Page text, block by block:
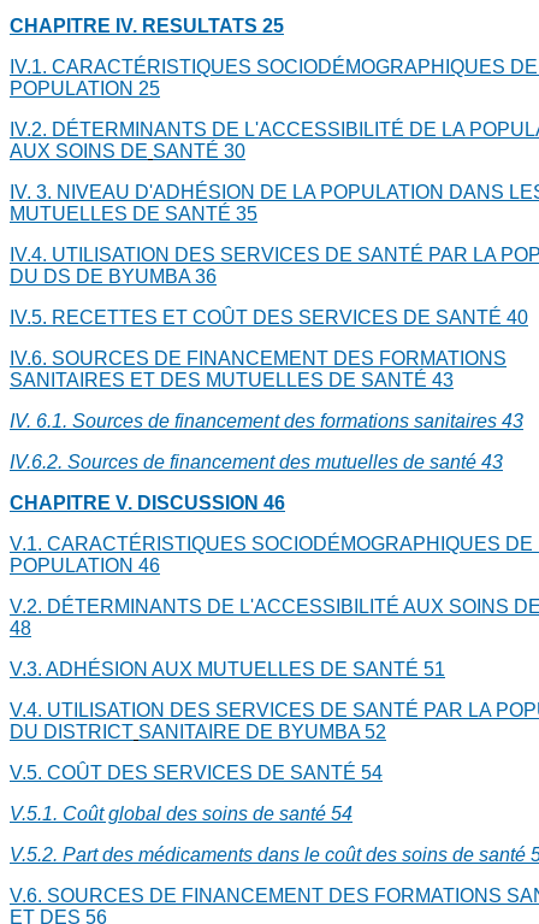
CHAPITRE IV. RESULTATS 25
IV.1. CARACTÉRISTIQUES SOCIODÉMOGRAPHIQUES
POPULATION 25
IV.2. DÉTERMINANTS DE L'ACCESSIBILITÉ DE LA
AUX SOINS DE SANTÉ 30
IV. 3. NIVEAU D'ADHÉSION DE LA POPULATION DANS
MUTUELLES DE SANTÉ 35
IV.4. UTILISATION DES SERVICES DE SANTÉ PAR LA
DU DS DE BYUMBA36
IV.5. RECETTES ET COÛT DES SERVICES DE SANTÉ 40
IV.6. SOURCES DE FINANCEMENT DES FORMATIONS
SANITAIRES ET DES MUTUELLES DE SANTÉ 43
IV. 6.1. Sources de financement des formations sanitaires 43
IV.6.2. Sources de financement des mutuelles de santé 43
CHAPITRE V. DISCUSSION 46
V.1. CARACTÉRISTIQUES SOCIODÉMOGRAPHIQUES DE
POPULATION 46
V.2. DÉTERMINANTS DE L'ACCESSIBILITÉ AUX SOINS
48
V.3. ADHÉSION AUX MUTUELLES DE SANTÉ 51
V.4. UTILISATION DES SERVICES DE SANTÉ PAR LA
DU DISTRICT SANITAIRE DE BYUMBA52
V.5. COÛT DES SERVICES DE SANTÉ 54
V.5.1. Coût global des soins de santé 54
V.5.2. Part des médicaments dans le coût des soins de santé
V.6. SOURCES DE FINANCEMENT DES FORMATIONS
ET DES 56